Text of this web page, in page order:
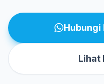
Hubungi
Lihat